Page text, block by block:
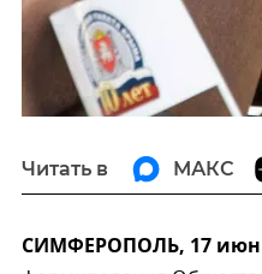
Читать в МАКС
СИМФЕРОПОЛЬ, 17 июн